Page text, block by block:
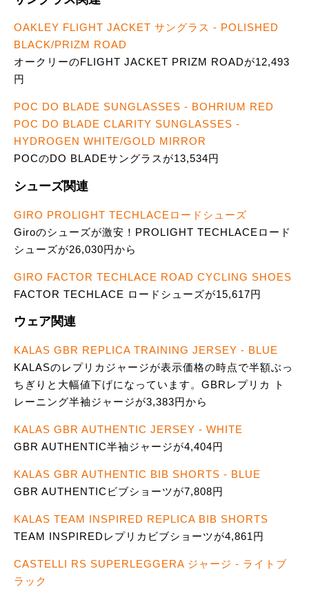
OAKLEY FLIGHT JACKET サングラス - POLISHED
BLACK/PRIZM ROAD
オークリーのFLIGHT JACKET PRIZM ROADが12,493
円
POC DO BLADE SUNGLASSES - BOHRIUM RED
POC DO BLADE CLARITY SUNGLASSES -
HYDROGEN WHITE/GOLD MIRROR
POCのDO BLADEサングラスが13,534円
シューズ関連
GIRO PROLIGHT TECHLACEロードシューズ
Giroのシューズが激安！PROLIGHT TECHLACEロード
シューズが26,030円から
GIRO FACTOR TECHLACE ROAD CYCLING SHOES
FACTOR TECHLACE ロードシューズが15,617円
ウェア関連
KALAS GBR REPLICA TRAINING JERSEY - BLUE
KALASのレプリカジャージが表示価格の時点で半額ぶっ
ちぎりと大幅値下げになっています。GBRレプリカ ト
レーニング半袖ジャージが3,383円から
KALAS GBR AUTHENTIC JERSEY - WHITE
GBR AUTHENTIC半袖ジャージが4,404円
KALAS GBR AUTHENTIC BIB SHORTS - BLUE
GBR AUTHENTICビブショーツが7,808円
KALAS TEAM INSPIRED REPLICA BIB SHORTS
TEAM INSPIREDレプリカビブショーツが4,861円
CASTELLI RS SUPERLEGGERA ジャージ - ライトブ
ラック